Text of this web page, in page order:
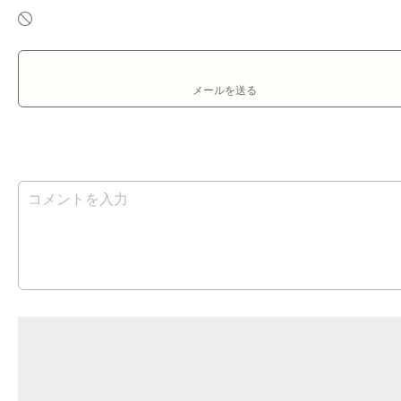
メールを送る